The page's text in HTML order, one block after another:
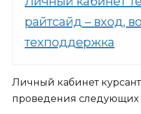
райтсайд – вход,
техподдержка
Личный кабинет
проведения следующих